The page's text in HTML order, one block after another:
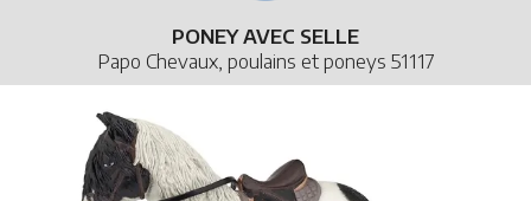
PONEY AVEC SELLE
Papo Chevaux, poulains et poneys 51117